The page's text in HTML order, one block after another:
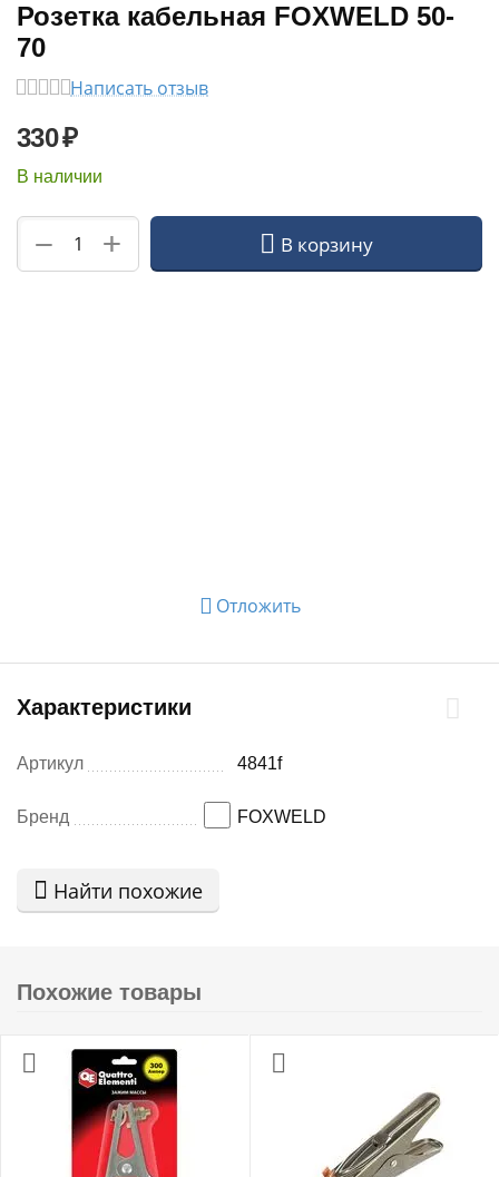
Розетка кабельная FOXWELD 50-
70
Написать отзыв
330₽
В наличии
+
− В корзину
Отложить
Характеристики
Артикул 4841f
Бренд FOXWELD
Найти похожие
Похожие товары